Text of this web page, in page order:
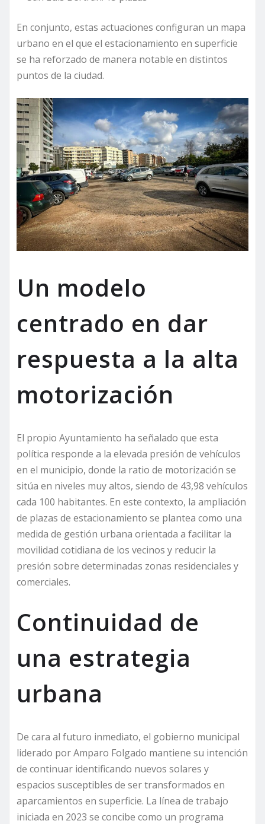
En conjunto, estas actuaciones configuran un mapa
urbano en el que el estacionamiento en superficie
se ha reforzado de manera notable en distintos
puntos de la ciudad.
Un modelo
centrado en dar
respuesta a la alta
motorización
El propio Ayuntamiento ha señalado que esta
política responde a la elevada presión de vehículos
en el municipio, donde la ratio de motorización se
sitúa en niveles muy altos, siendo de 43,98 vehículos
cada 100 habitantes. En este contexto, la ampliación
de plazas de estacionamiento se plantea como una
medida de gestión urbana orientada a facilitar la
movilidad cotidiana de los vecinos y reducir la
presión sobre determinadas zonas residenciales y
comerciales.
Continuidad de
una estrategia
urbana
De cara al futuro inmediato, el gobierno municipal
liderado por Amparo Folgado mantiene su intención
de continuar identificando nuevos solares y
espacios susceptibles de ser transformados en
aparcamientos en superficie. La línea de trabajo
iniciada en 2023 se concibe como un programa